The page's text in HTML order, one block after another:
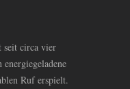
seit circa vier
Ruf erspielt.